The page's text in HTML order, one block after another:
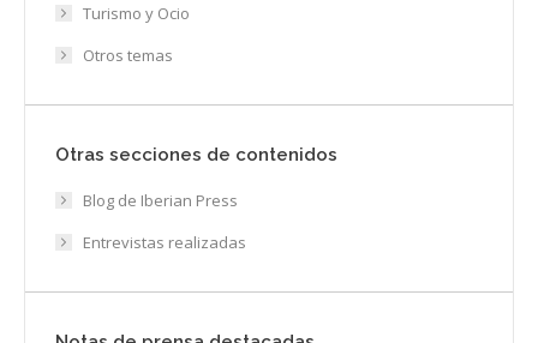
Turismo y Ocio
Otros temas
Otras secciones de contenidos
Blog de Iberian Press
Entrevistas realizadas